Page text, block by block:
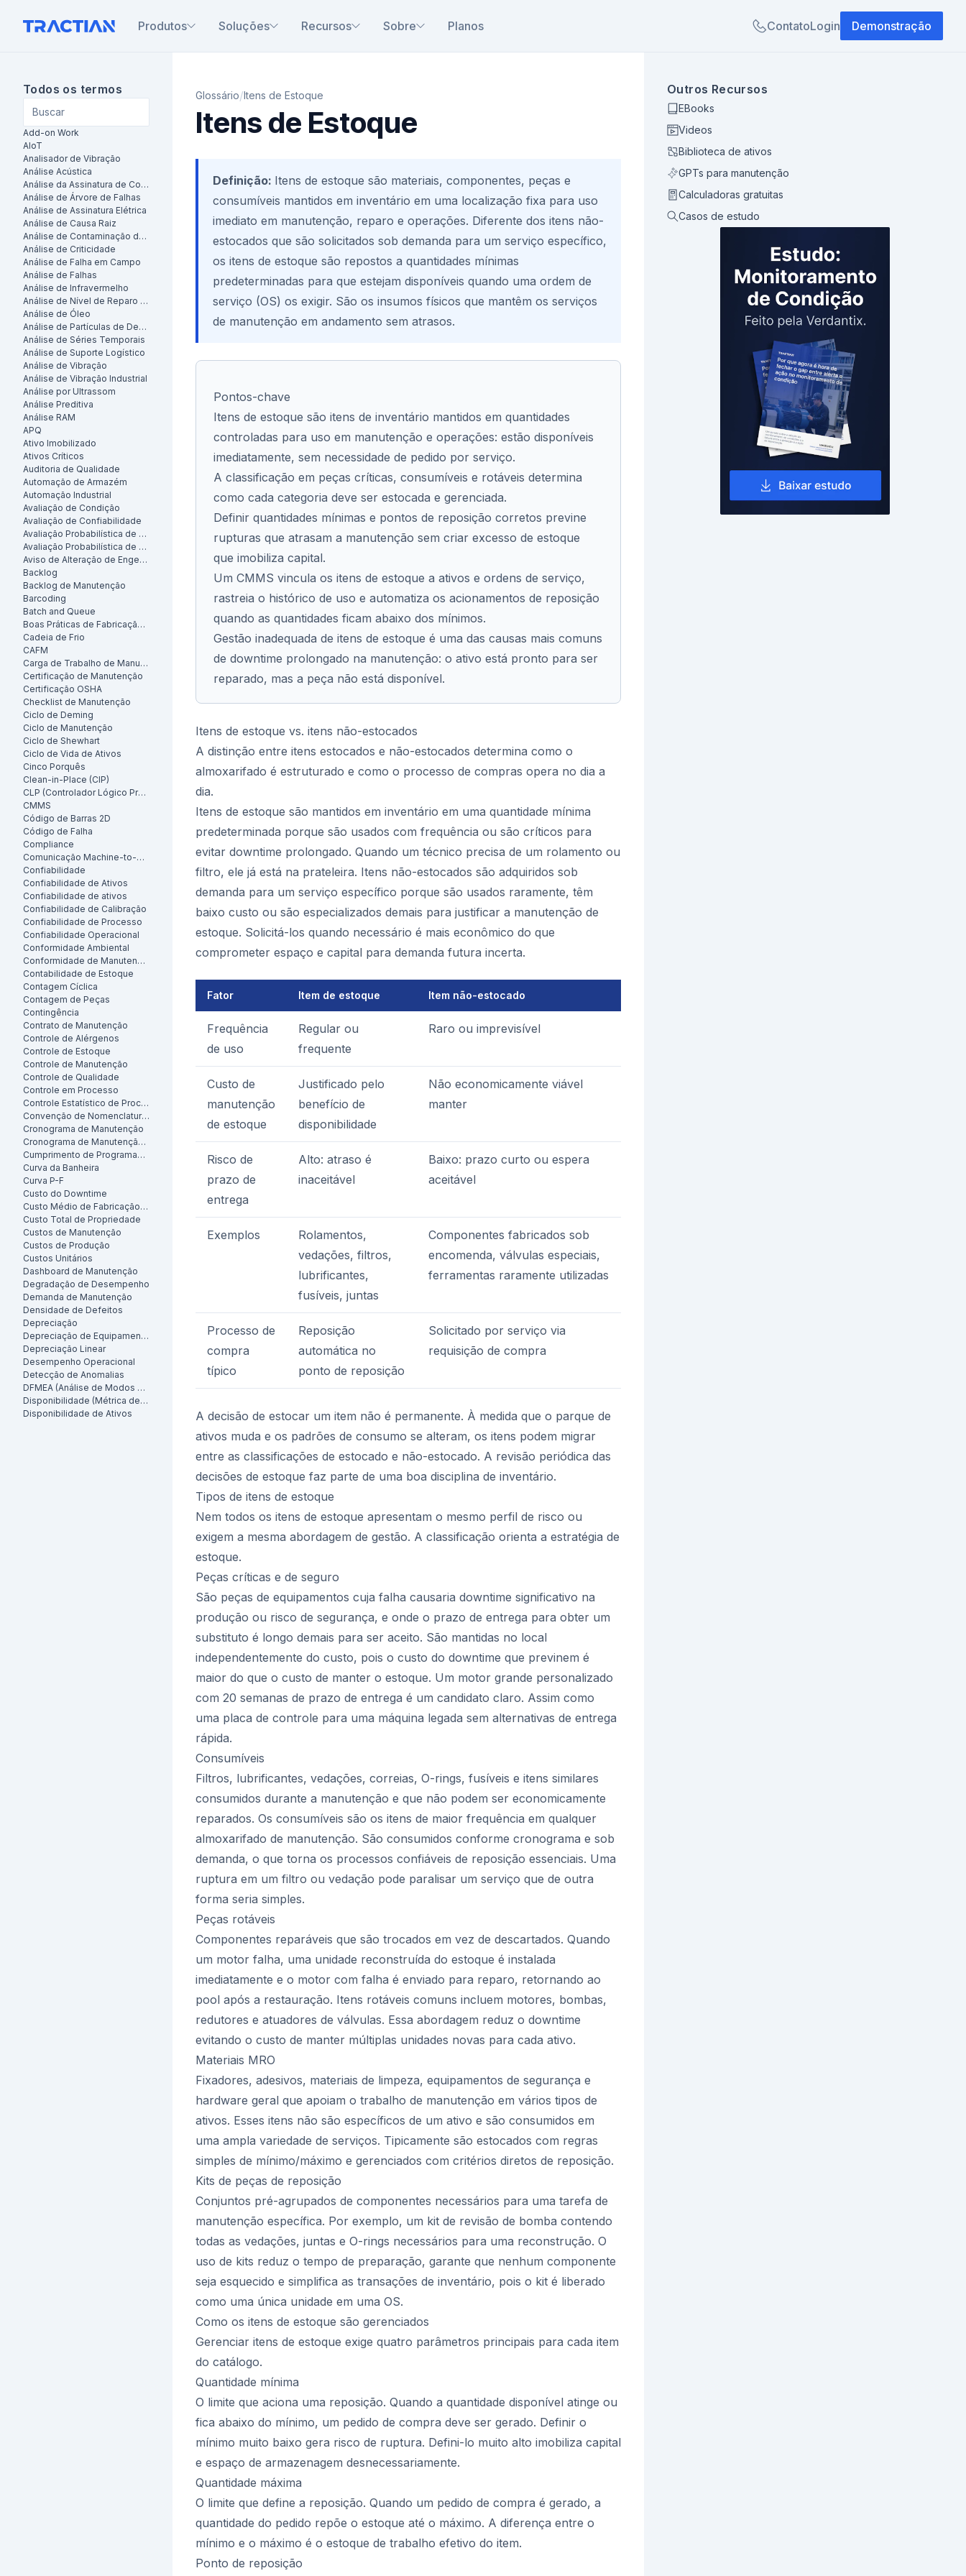
Produtos Soluções Recursos Sobre Planos ContatoLogin Demonstração
Todos os termos
Add-on Work
AIoT
Analisador de Vibração
Análise Acústica
Análise da Assinatura de Corrente do Motor (MCSA)
Análise de Árvore de Falhas
Análise de Assinatura Elétrica
Análise de Causa Raiz
Análise de Contaminação de Óleo
Análise de Criticidade
Análise de Falha em Campo
Análise de Falhas
Análise de Infravermelho
Análise de Nível de Reparo (LORA)
Análise de Óleo
Análise de Partículas de Desgaste
Análise de Séries Temporais
Análise de Suporte Logístico
Análise de Vibração
Análise de Vibração Industrial
Análise por Ultrassom
Análise Preditiva
Análise RAM
APQ
Ativo Imobilizado
Ativos Críticos
Auditoria de Qualidade
Automação de Armazém
Automação Industrial
Avaliação de Condição
Avaliação de Confiabilidade
Avaliação Probabilística de Risco
Avaliação Probabilística de Segurança
Aviso de Alteração de Engenharia
Backlog
Backlog de Manutenção
Barcoding
Batch and Queue
Boas Práticas de Fabricação (BPF)
Cadeia de Frio
CAFM
Carga de Trabalho de Manutenção
Certificação de Manutenção
Certificação OSHA
Checklist de Manutenção
Ciclo de Deming
Ciclo de Manutenção
Ciclo de Shewhart
Ciclo de Vida de Ativos
Cinco Porquês
Clean-in-Place (CIP)
CLP (Controlador Lógico Programável)
CMMS
Código de Barras 2D
Código de Falha
Compliance
Comunicação Machine-to-Machine (M2M)
Confiabilidade
Confiabilidade de Ativos
Confiabilidade de ativos
Confiabilidade de Calibração
Confiabilidade de Processo
Confiabilidade Operacional
Conformidade Ambiental
Conformidade de Manutenção Preventiva
Contabilidade de Estoque
Contagem Cíclica
Contagem de Peças
Contingência
Contrato de Manutenção
Controle de Alérgenos
Controle de Estoque
Controle de Manutenção
Controle de Qualidade
Controle em Processo
Controle Estatístico de Processo
Convenção de Nomenclatura de Ativos
Cronograma de Manutenção
Cronograma de Manutenção Preventiva
Cumprimento de Programação
Curva da Banheira
Curva P-F
Custo do Downtime
Custo Médio de Fabricação por Unidade
Custo Total de Propriedade
Custos de Manutenção
Custos de Produção
Custos Unitários
Dashboard de Manutenção
Degradação de Desempenho
Demanda de Manutenção
Densidade de Defeitos
Depreciação
Depreciação de Equipamentos
Depreciação Linear
Desempenho Operacional
Detecção de Anomalias
DFMEA (Análise de Modos de Falha e Efeitos de Projeto)
Disponibilidade (Métrica de Manutenção)
Disponibilidade de Ativos
Glossário/Itens de Estoque
Itens de Estoque
Definição: Itens de estoque são materiais, componentes, peças e
consumíveis mantidos em inventário em uma localização fixa para uso
imediato em manutenção, reparo e operações. Diferente dos itens não-
estocados que são solicitados sob demanda para um serviço específico,
os itens de estoque são repostos a quantidades mínimas
predeterminadas para que estejam disponíveis quando uma ordem de
serviço (OS) os exigir. São os insumos físicos que mantêm os serviços
de manutenção em andamento sem atrasos.
Pontos-chave
Itens de estoque são itens de inventário mantidos em quantidades
controladas para uso em manutenção e operações: estão disponíveis
imediatamente, sem necessidade de pedido por serviço.
A classificação em peças críticas, consumíveis e rotáveis determina
como cada categoria deve ser estocada e gerenciada.
Definir quantidades mínimas e pontos de reposição corretos previne
rupturas que atrasam a manutenção sem criar excesso de estoque
que imobiliza capital.
Um CMMS vincula os itens de estoque a ativos e ordens de serviço,
rastreia o histórico de uso e automatiza os acionamentos de reposição
quando as quantidades ficam abaixo dos mínimos.
Gestão inadequada de itens de estoque é uma das causas mais comuns
de downtime prolongado na manutenção: o ativo está pronto para ser
reparado, mas a peça não está disponível.
Itens de estoque vs. itens não-estocados
A distinção entre itens estocados e não-estocados determina como o
almoxarifado é estruturado e como o processo de compras opera no dia a
dia.
Itens de estoque são mantidos em inventário em uma quantidade mínima
predeterminada porque são usados com frequência ou são críticos para
evitar downtime prolongado. Quando um técnico precisa de um rolamento ou
filtro, ele já está na prateleira. Itens não-estocados são adquiridos sob
demanda para um serviço específico porque são usados raramente, têm
baixo custo ou são especializados demais para justificar a manutenção de
estoque. Solicitá-los quando necessário é mais econômico do que
comprometer espaço e capital para demanda futura incerta.
Fator Item de estoque Item não-estocado
Frequência
de uso
Regular ou
frequente
Raro ou imprevisível
Custo de
manutenção
de estoque
Justificado pelo
benefício de
disponibilidade
Não economicamente viável
manter
Risco de
prazo de
entrega
Alto: atraso é
inaceitável
Baixo: prazo curto ou espera
aceitável
Exemplos
Rolamentos,
vedações, filtros,
lubrificantes,
fusíveis, juntas
Componentes fabricados sob
encomenda, válvulas especiais,
ferramentas raramente utilizadas
Processo de
compra
típico
Reposição
automática no
ponto de reposição
Solicitado por serviço via
requisição de compra
A decisão de estocar um item não é permanente. À medida que o parque de
ativos muda e os padrões de consumo se alteram, os itens podem migrar
entre as classificações de estocado e não-estocado. A revisão periódica das
decisões de estoque faz parte de uma boa disciplina de inventário.
Tipos de itens de estoque
Nem todos os itens de estoque apresentam o mesmo perfil de risco ou
exigem a mesma abordagem de gestão. A classificação orienta a estratégia de
estoque.
Peças críticas e de seguro
São peças de equipamentos cuja falha causaria downtime significativo na
produção ou risco de segurança, e onde o prazo de entrega para obter um
substituto é longo demais para ser aceito. São mantidas no local
independentemente do custo, pois o custo do downtime que previnem é
maior do que o custo de manter o estoque. Um motor grande personalizado
com 20 semanas de prazo de entrega é um candidato claro. Assim como
uma placa de controle para uma máquina legada sem alternativas de entrega
rápida.
Consumíveis
Filtros, lubrificantes, vedações, correias, O-rings, fusíveis e itens similares
consumidos durante a manutenção e que não podem ser economicamente
reparados. Os consumíveis são os itens de maior frequência em qualquer
almoxarifado de manutenção. São consumidos conforme cronograma e sob
demanda, o que torna os processos confiáveis de reposição essenciais. Uma
ruptura em um filtro ou vedação pode paralisar um serviço que de outra
forma seria simples.
Peças rotáveis
Componentes reparáveis que são trocados em vez de descartados. Quando
um motor falha, uma unidade reconstruída do estoque é instalada
imediatamente e o motor com falha é enviado para reparo, retornando ao
pool após a restauração. Itens rotáveis comuns incluem motores, bombas,
redutores e atuadores de válvulas. Essa abordagem reduz o downtime
evitando o custo de manter múltiplas unidades novas para cada ativo.
Materiais MRO
Fixadores, adesivos, materiais de limpeza, equipamentos de segurança e
hardware geral que apoiam o trabalho de manutenção em vários tipos de
ativos. Esses itens não são específicos de um ativo e são consumidos em
uma ampla variedade de serviços. Tipicamente são estocados com regras
simples de mínimo/máximo e gerenciados com critérios diretos de reposição.
Kits de peças de reposição
Conjuntos pré-agrupados de componentes necessários para uma tarefa de
manutenção específica. Por exemplo, um kit de revisão de bomba contendo
todas as vedações, juntas e O-rings necessários para uma reconstrução. O
uso de kits reduz o tempo de preparação, garante que nenhum componente
seja esquecido e simplifica as transações de inventário, pois o kit é liberado
como uma única unidade em uma OS.
Como os itens de estoque são gerenciados
Gerenciar itens de estoque exige quatro parâmetros principais para cada item
do catálogo.
Quantidade mínima
O limite que aciona uma reposição. Quando a quantidade disponível atinge ou
fica abaixo do mínimo, um pedido de compra deve ser gerado. Definir o
mínimo muito baixo gera risco de ruptura. Defini-lo muito alto imobiliza capital
e espaço de armazenagem desnecessariamente.
Quantidade máxima
O limite que define a reposição. Quando um pedido de compra é gerado, a
quantidade do pedido repõe o estoque até o máximo. A diferença entre o
mínimo e o máximo é o estoque de trabalho efetivo do item.
Ponto de reposição
Outros Recursos
EBooks
Videos
Biblioteca de ativos
GPTs para manutenção
Calculadoras gratuitas
Casos de estudo